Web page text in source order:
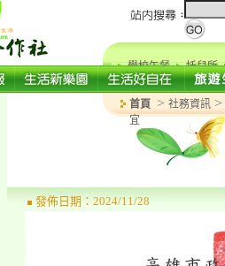
學校午餐 托兒所
首頁 > 社務資訊 >
宜
發佈日期：2024/11/28